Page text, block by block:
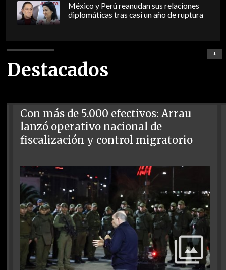
México y Perú reanudan sus relaciones
diplomáticas tras casi un año de ruptura
Destacados
+
Con más de 5.000 efectivos: Arrau
lanzó operativo nacional de
fiscalización y control migratorio